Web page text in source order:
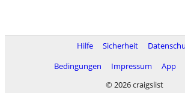
Hilfe Sicherheit
Bedingungen
Impressum App
© 2026 craigslist